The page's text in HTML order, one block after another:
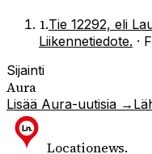
1.Tie 12292, eli
Liikennetiedote. ·
Sijainti
Aura
Lisää Aura-uutisia →
Locationews.